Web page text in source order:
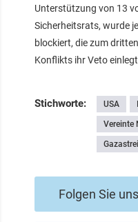
Unterstützung von 13
Sicherheitsrats, wurde
blockiert, die zum
Konflikts ihr Veto
Stichworte: USA
Vereinte
Folgen Sie